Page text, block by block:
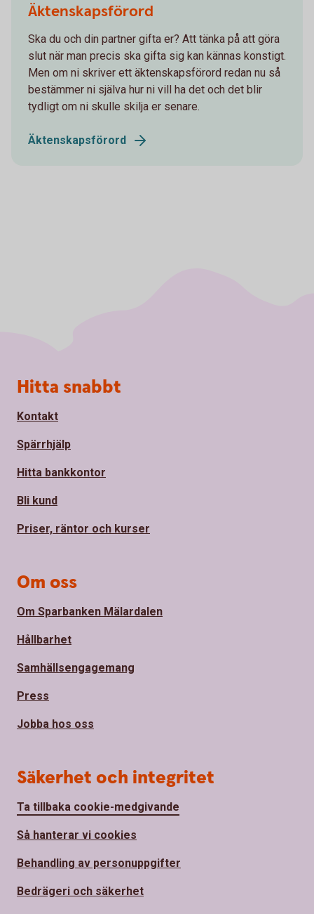
Äktenskapsförord
Ska du och din partner gifta er? Att tänka på att göra
slut när man precis ska gifta sig kan kännas konstigt.
Men om ni skriver ett äktenskapsförord redan nu så
bestämmer ni själva hur ni vill ha det och det blir
tydligt om ni skulle skilja er senare.
Äktenskapsförord
Sidfot
Hitta snabbt
Kontakt
Spärrhjälp
Hitta bankkontor
Bli kund
Priser, räntor och kurser
Om oss
Om Sparbanken Mälardalen
Hållbarhet
Samhällsengagemang
Press
Jobba hos oss
Säkerhet och integritet
Ta tillbaka cookie-medgivande
Så hanterar vi cookies
Behandling av personuppgifter
Bedrägeri och säkerhet